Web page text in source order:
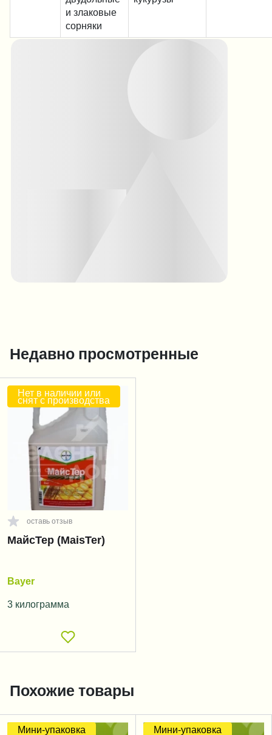
и злаковые
сорняки
Недавно просмотренные
Нет в наличии или
снят с производства
оставь отзыв
МайсТер (MaisTer)
Bayer
3 килограмма
Похожие товары
Мини-упаковка Мини-упаковка